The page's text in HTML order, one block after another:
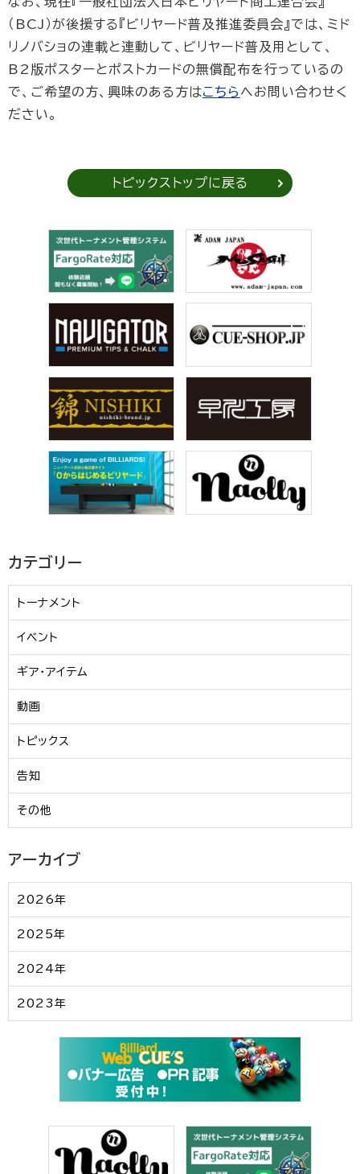
（BCJ）が後援する『ビリヤード普及推進委員会』では、ミド
リノバショの連載と連動して、ビリヤード普及用として、
B2版ポスターとポストカードの無償配布を行っているの
で、ご希望の方、興味のある方はこちら へお問い合わせく
ださい。
トピックストップに戻る
カテゴリー
トーナメント
イベント
ギア・アイテム
動画
トピックス
告知
その他
アーカイブ
2026年
2025年
2024年
2023年